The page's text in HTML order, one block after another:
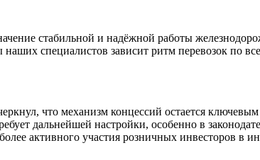
стабильной и надёжной работы
специалистов зависит ритм перевозок по
что механизм концессий остается
дальнейшей настройки, особенно в
активного участия розничных инвесторов в